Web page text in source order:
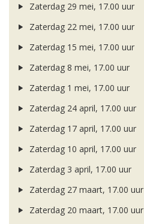
Zaterdag 29 mei, 17.00 uur
Zaterdag 22 mei, 17.00 uur
Zaterdag 15 mei, 17.00 uur
Zaterdag 8 mei, 17.00 uur
Zaterdag 1 mei, 17.00 uur
Zaterdag 24 april, 17.00 uur
Zaterdag 17 april, 17.00 uur
Zaterdag 10 april, 17.00 uur
Zaterdag 3 april, 17.00 uur
Zaterdag 27 maart, 17.00 uur
Zaterdag 20 maart, 17.00 uur